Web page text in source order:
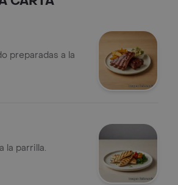
preparadas a la
la parrilla.